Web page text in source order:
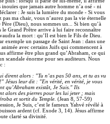
inouïes que jamais autre homme n’a osé - ni
: Je suis la lumière du monde - Si vous
pas ma chair, vous n’aurez pas la vie éternelle
(Dieu), nous sommes un... Si bien qu’à
le Grand Prêtre arrive à lui faire reconnaître
la mort : qu’Il est bien le Fils de Dieu.
exemple un passage de Saint Jean : dans une
animée avec certains Juifs qui commencent à
affirme être plus grand qu’Abraham, ce qui
scandale énorme pour ses auditeurs. Nous
:
dirent alors : "Tu n’as pas 50 ans, et tu as vu
Jésus leur dit : "En vérité, en vérité, je vous
qu’Abraham existât, Je Suis." Ils
alors des pierres pour les lui jeter ; mais
et sortit du Temple. (Jean 8, 57-59)
Je Suis, c’est le fameux Yahvé révélé à
ardent (cf. Exode 3, 14). Jésus affirme
clarté sa divinité.